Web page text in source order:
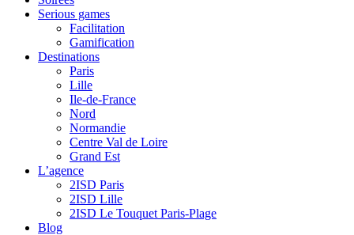
Serious games
Facilitation
Gamification
Destinations
Paris
Lille
Ile-de-France
Nord
Normandie
Centre Val de Loire
Grand Est
L’agence
2ISD Paris
2ISD Lille
2ISD Le Touquet Paris-Plage
Blog